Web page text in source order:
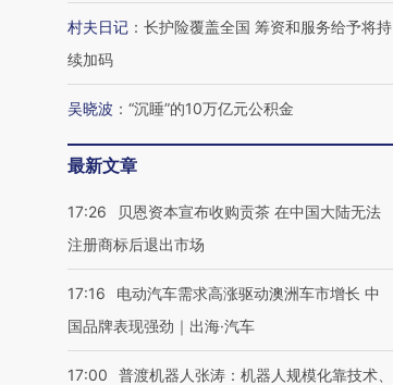
村夫日记 ： 长护险覆盖全国 筹资和服务给予将持
续加码
吴晓波 ： “沉睡”的10万亿元公积金
最新文章
17:26
贝恩资本宣布收购贡茶 在中国大陆无法
注册商标后退出市场
17:16
电动汽车需求高涨驱动澳洲车市增长 中
国品牌表现强劲｜出海·汽车
17:00
普渡机器人张涛：机器人规模化靠技术、